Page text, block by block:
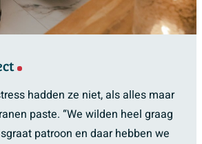
hadden ze niet, als alles maar
paste. “We wilden heel graag
patroon en daar hebben we